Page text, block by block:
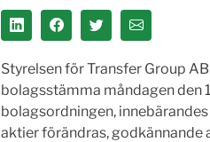
Styrelsen för Transfer Group
bolagsstämma måndagen den
bolagsordningen,
aktier förändras, godkännande